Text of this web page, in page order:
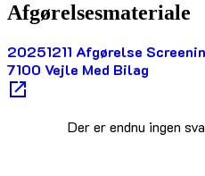
Afgørelsesmateriale
20251211 Afgørelse
7100 Vejle Med Bilag
Der er endnu ingen